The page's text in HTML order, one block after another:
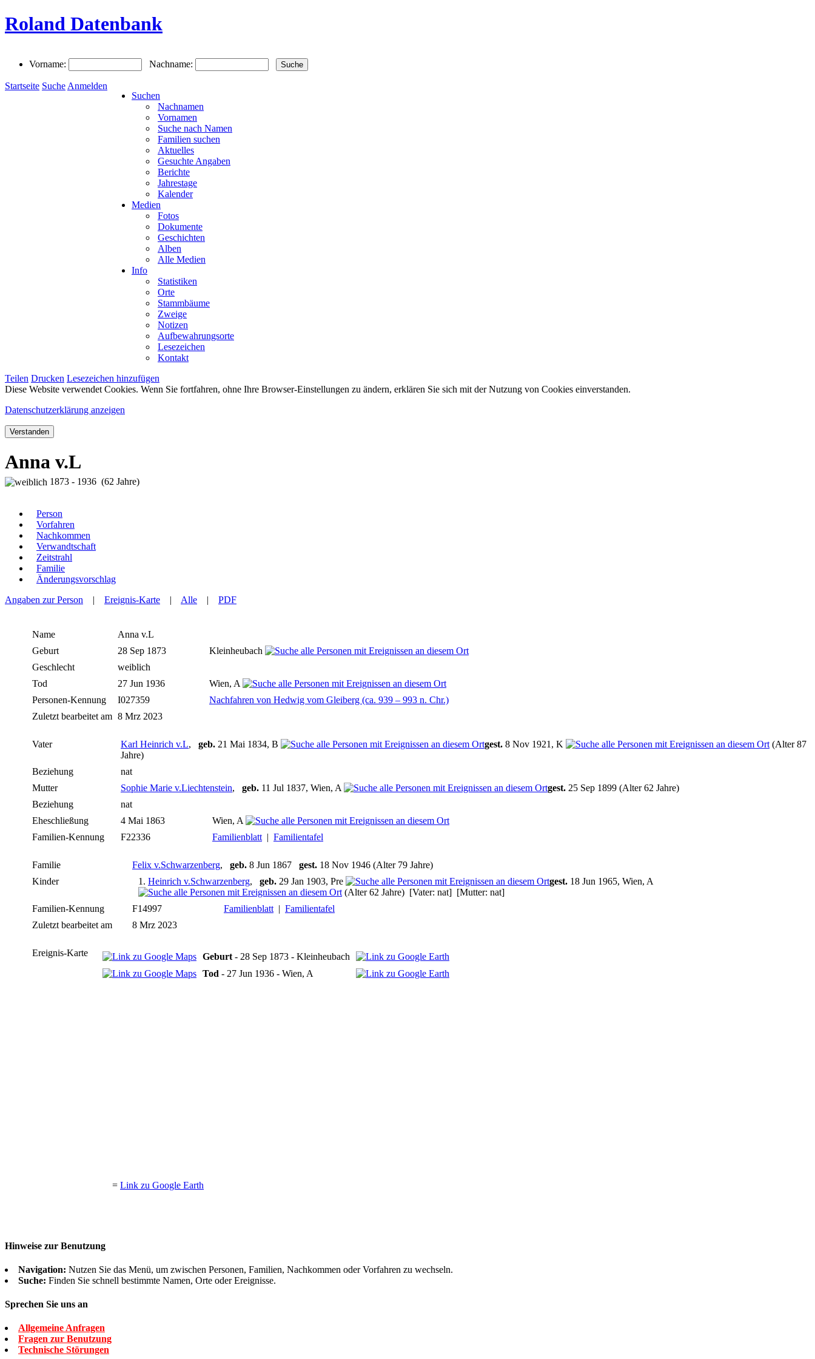
Roland Datenbank
Vorname: Nachname:
Startseite Suche Anmelden
Suchen
Nachnamen
Vornamen
Suche nach Namen
Familien suchen
Aktuelles
Gesuchte Angaben
Berichte
Jahrestage
Kalender
Medien
Fotos
Dokumente
Geschichten
Alben
Alle Medien
Info
Statistiken
Orte
Stammbäume
Zweige
Notizen
Aufbewahrungsorte
Lesezeichen
Kontakt
Teilen Drucken Lesezeichen hinzufügen
Diese Website verwendet Cookies. Wenn Sie fortfahren, ohne Ihre Browser-Einstellungen zu ändern, erklären Sie sich mit der Nutzung von Cookies einverstanden.
Datenschutzerklärung anzeigen
Verstanden
Anna v.L
1873 - 1936 (62 Jahre)
Person
Vorfahren
Nachkommen
Verwandtschaft
Zeitstrahl
Familie
Änderungsvorschlag
Angaben zur Person | Ereignis-Karte | Alle | PDF
Name Anna v.L
Geburt
28 Sep 1873
Kleinheubach
Geschlecht
weiblich
Tod
27 Jun 1936
Wien, A
Personen-Kennung
I027359
Nachfahren von Hedwig vom Gleiberg (ca. 939 – 993 n. Chr.)
Zuletzt bearbeitet am 8 Mrz 2023
Vater Karl Heinrich v.L, geb. 21 Mai 1834, B gest. 8 Nov 1921, K
(Alter 87
Jahre)
Beziehung
nat
Mutter
Sophie Marie v.Liechtenstein, geb. 11 Jul 1837, Wien, A gest. 25 Sep 1899 (Alter 62 Jahre)
Beziehung
nat
Eheschließung
4 Mai 1863
Wien, A
Familien-Kennung
F22336 Familienblatt | Familientafel
Familie Felix v.Schwarzenberg, geb. 8 Jun 1867 gest. 18 Nov 1946 (Alter 79 Jahre)
Kinder
1. Heinrich v.Schwarzenberg, geb. 29 Jan 1903, Pre gest. 18 Jun 1965, Wien, A
(Alter 62 Jahre) [Vater: nat] [Mutter: nat]
Familien-Kennung
F14997 Familienblatt | Familientafel
Zuletzt bearbeitet am
8 Mrz 2023
Ereignis-Karte Geburt - 28 Sep 1873 - Kleinheubach
Tod - 27 Jun 1936 - Wien, A
= Link zu Google Earth
Hinweise zur Benutzung
Navigation: Nutzen Sie das Menü, um zwischen Personen, Familien, Nachkommen oder Vorfahren zu wechseln.
Suche: Finden Sie schnell bestimmte Namen, Orte oder Ereignisse.
Sprechen Sie uns an
Allgemeine Anfragen
Fragen zur Benutzung
Technische Störungen